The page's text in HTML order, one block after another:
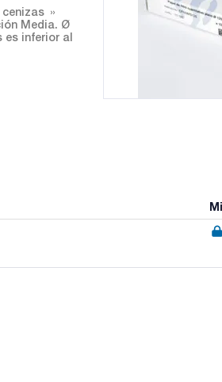
Media. Ø
es inferior al